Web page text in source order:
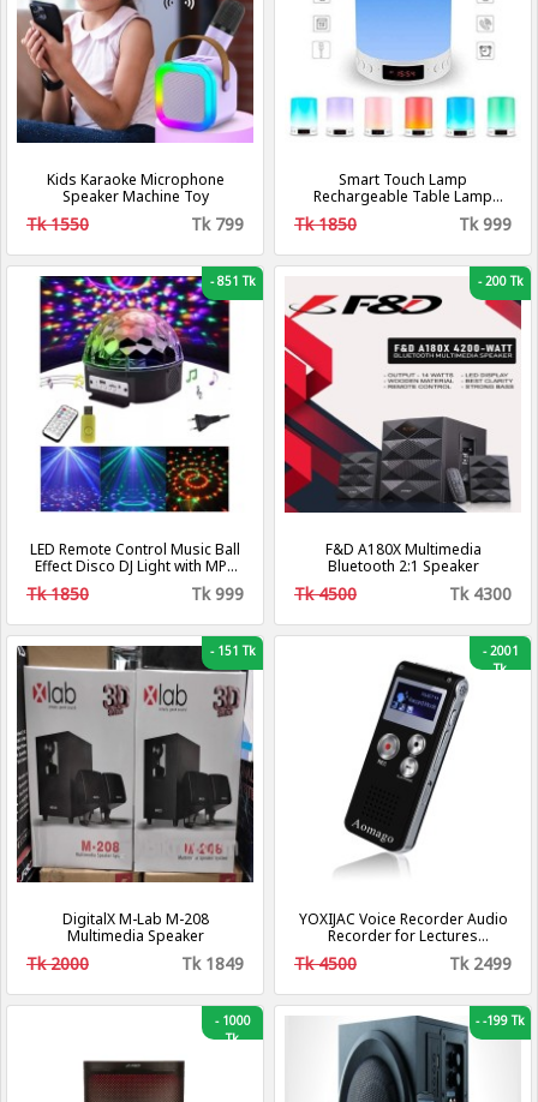
Kids Karaoke Microphone
Speaker Machine Toy
Tk 1550 Tk 799
Smart Touch Lamp
Rechargeable Table Lamp
Dimmable LED Night Light with
Wireless Bluetooth Speaker
Color Changing
Tk 1850 Tk 999
-851 Tk
LED Remote Control Music Ball
Effect Disco DJ Light with MP3
Function bluetooth and
Tk 1850 Tk 999
-200 Tk
F&D A180X Multimedia
Bluetooth 2:1 Speaker
Tk 4500 Tk 4300
-151 Tk
DigitalX M-Lab M-208
Multimedia Speaker
Tk 2000 Tk 1849
-2001
Tk
YOXIJAC Voice Recorder Audio
Recorder for Lectures
Meetings Voice Activated
Recorder Digital Voice
16GB Portable Tape Recording
Device with MP3(16GB)
Tk 4500 Tk 2499
-1000
Tk
--199 Tk